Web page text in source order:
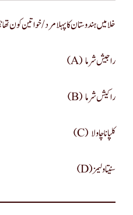
خلا میں ہندوستان کا پہلا مرد/خواتین کون
(a) راجیش شرما
(b) راکیش شرما
(c) کلپانا چاولا
(d)سنیتا ولیمز